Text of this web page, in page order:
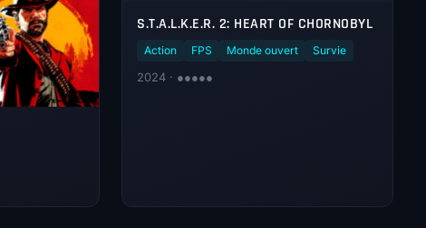
S.T.A.L.K.E.R. 2: HEART OF CHORNOBYL
Action FPS Monde ouvert
Survie
2024 · ●●●●●